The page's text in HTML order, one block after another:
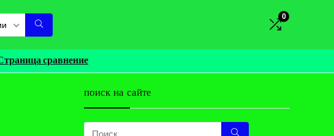
0
сравнение
поиск на сайте